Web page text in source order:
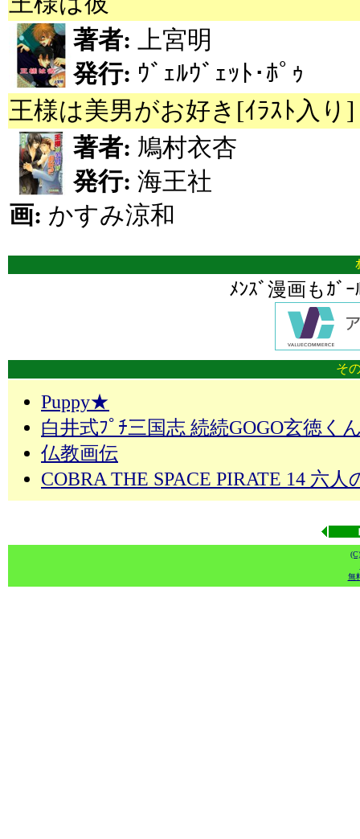
著者: 上宮明
発行: ｳﾞｪﾙｳﾞｪｯﾄ･ﾎﾟｩ
王様は美男がお好き[ｲﾗｽﾄ入り]
著者: 鳩村衣杏
発行: 海王社
画: かすみ涼和
ﾒﾝｽﾞ漫画もｶﾞ
そ
Puppy★
白井式ﾌﾟﾁ三国志 続続GOGO玄徳く
仏教画伝
COBRA THE SPACE PIRATE 14 六
無